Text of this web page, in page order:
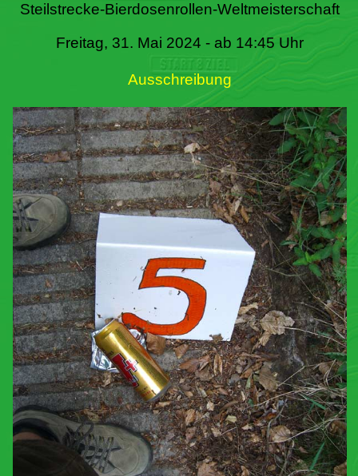
Literatur
Termine
Steilstrecke-Bierdosenrollen-Weltmeisterschaft
Freitag, 31. Mai 2024 - ab 14:45 Uhr
Ausschreibung